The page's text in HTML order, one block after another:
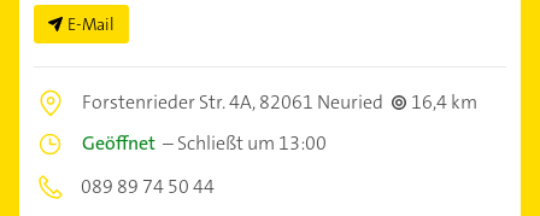
E-Mail
Forstenrieder Str. 4A,82061 Neuried
16,4 km
Geöffnet –Schließt um 13:00
089 89 74 50 44